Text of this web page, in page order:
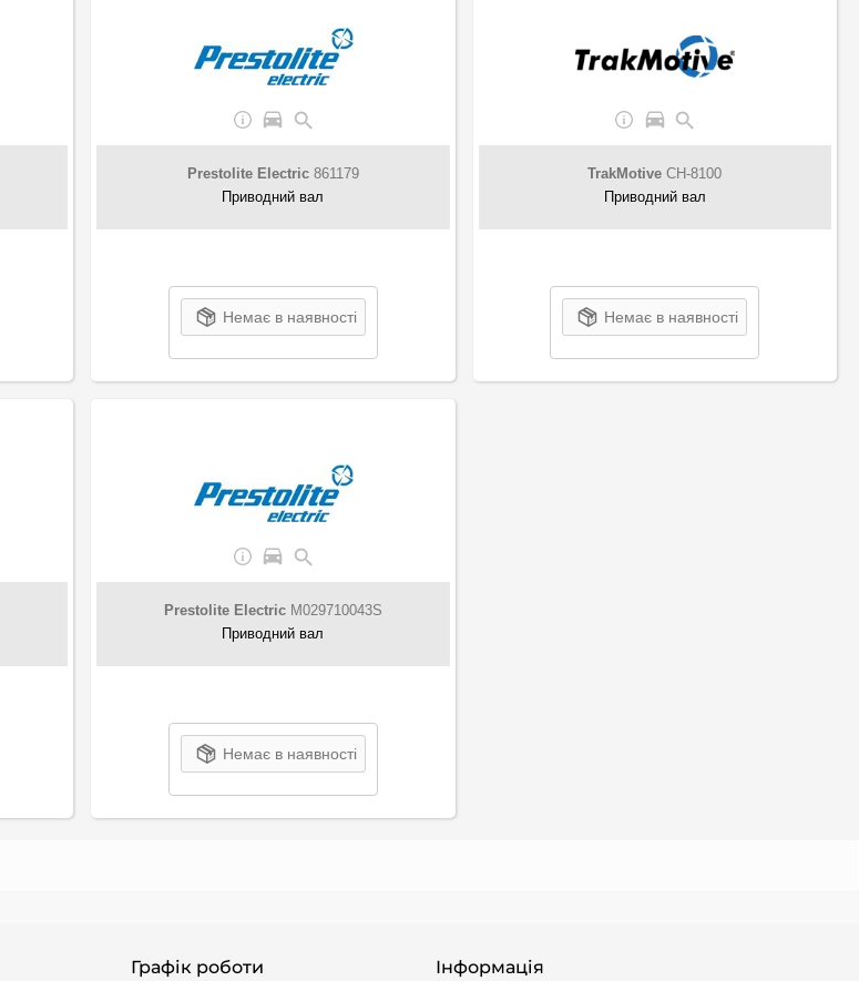
Prestolite Electric861179
Приводний вал
Немає в наявності
TrakMotive CH-8100
Приводний вал
Немає в наявності
Prestolite ElectricM029710043S
Приводний вал
Немає в наявності
Графік роботи Інформація